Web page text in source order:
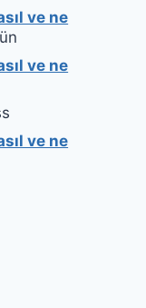
ve ne
ve ne
ve ne